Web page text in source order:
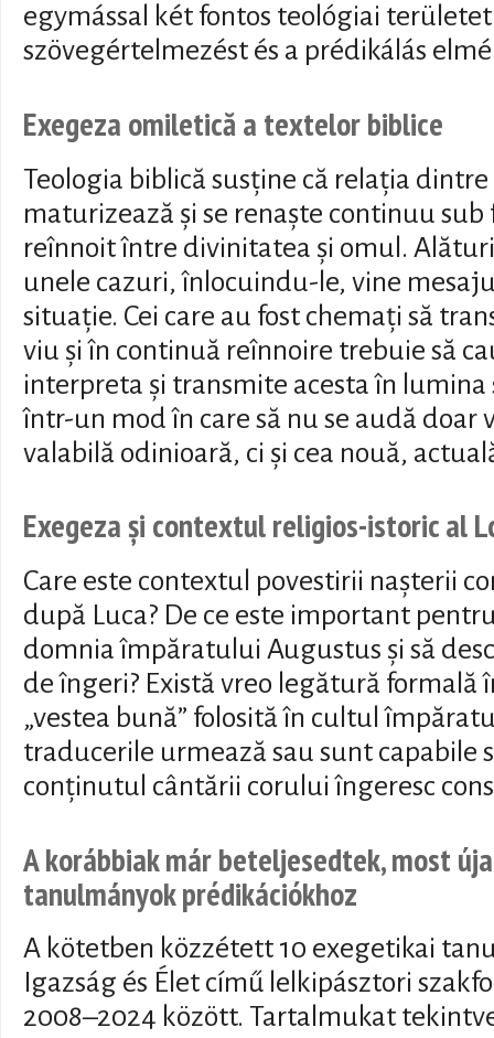
egymással két fontos teológiai
szövegértelmezést és a prédikálás
Exegeza omiletică a textelor biblice
Teologia biblică susține că relația
maturizează și se renaște continuu
reînnoit între divinitatea și omul. Alături
unele cazuri, înlocuindu-le, vine
situație. Cei care au fost chemați să
viu și în continuă reînnoire trebuie să
interpreta și transmite acesta în
într-un mod în care să nu se audă doar
valabilă odinioară, ci și cea nouă,
Exegeza și contextul religios-istoric al
Care este contextul povestirii nașterii
după Luca? De ce este important
domnia împăratului Augustus și să
de îngeri? Există vreo legătură formală
„vestea bună” folosită în cultul
traducerile urmează sau sunt capabile
conținutul cântării corului îngeresc
A korábbiak már beteljesedtek, most
tanulmányok prédikációkhoz
A kötetben közzétett 10 exegetikai
Igazság és Élet című lelkipásztori
2008–2024 között. Tartalmukat